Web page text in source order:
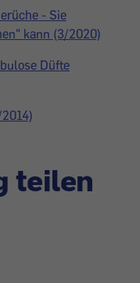
- Sie
kann (3/2020)
Düfte
teilen